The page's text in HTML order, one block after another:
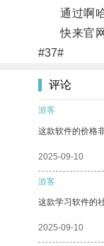
通过啊哈
快来官网
#37#
评论
游客
这款软件的价格
2025-09-10
游客
这款学习软件的
2025-09-10